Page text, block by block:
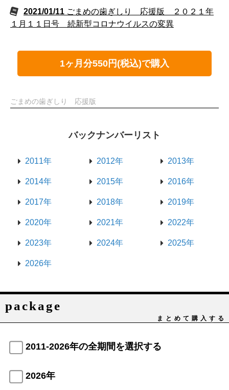
2021/01/11 ごまめの歯ぎしり 応援版 ２０２１年
１月１１日号 続新型コロナウイルスの変異
1ヶ月分550円(税込)で購入
ごまめの歯ぎしり 応援版
バックナンバーリスト
2011年 2012年 2013年
2014年 2015年 2016年
2017年 2018年 2019年
2020年 2021年 2022年
2023年 2024年 2025年
2026年
package
まとめて購入する
2011-2026年の全期間を選択する
2026年